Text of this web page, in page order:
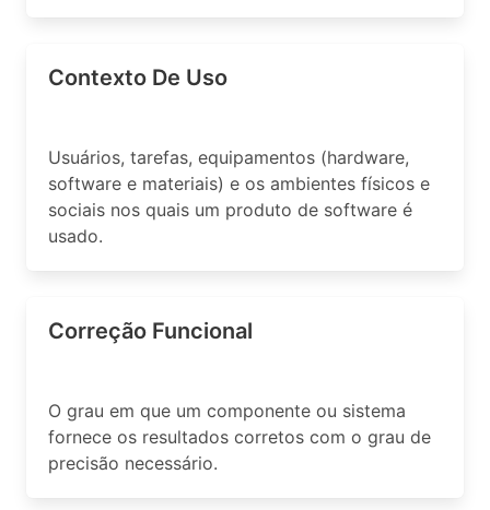
Contexto De Uso
Usuários, tarefas, equipamentos (hardware,
software e materiais) e os ambientes físicos e
sociais nos quais um produto de software é
usado.
Correção Funcional
O grau em que um componente ou sistema
fornece os resultados corretos com o grau de
precisão necessário.